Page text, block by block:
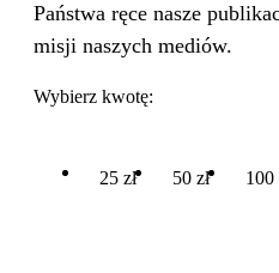
Państwa ręce nasze
misji naszych mediów.
Wybierz kwotę:
25 zł 50 zł 100